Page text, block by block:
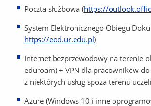
Poczta służbowa (https://
System Elektronicznego Obiegu
https://eod.ur.edu.pl)
Internet bezprzewodowy na terenie
eduroam) + VPN dla pracowników
z niektórych usług spoza terenu
Azure (Windows 10 i inne